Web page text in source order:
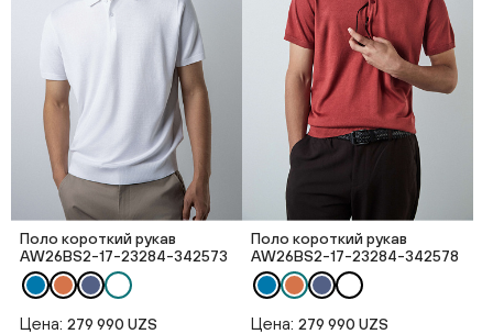
Поло короткий рукав
AW26BS2-17-23284-342573
Цена: 279 990 UZS
Поло короткий рукав
AW26BS2-17-23284-342578
Цена: 279 990 UZS